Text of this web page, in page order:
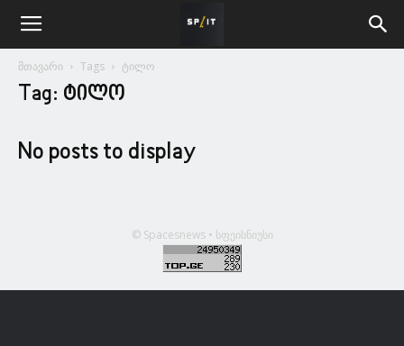
მთავარი Tags ტილო
Tag: ტილო
No posts to display
© Spacesnews • სფეისნიუსი